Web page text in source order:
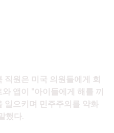
직원은 미국 의원들에게 회
앱이 "아이들에게 해를 끼
일으키며 민주주의를 약화
했다.